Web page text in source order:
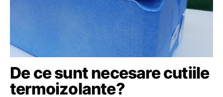
De ce sunt necesare cutiile
termoizolante?